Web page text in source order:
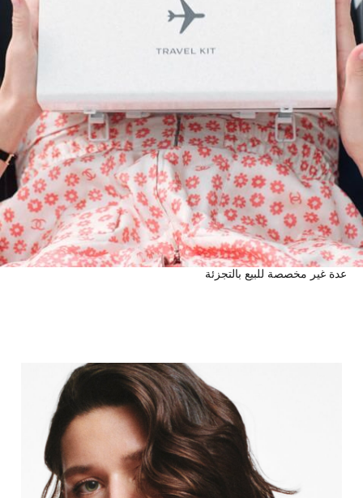
عدة غير مخصصة للبيع بالتجزئة